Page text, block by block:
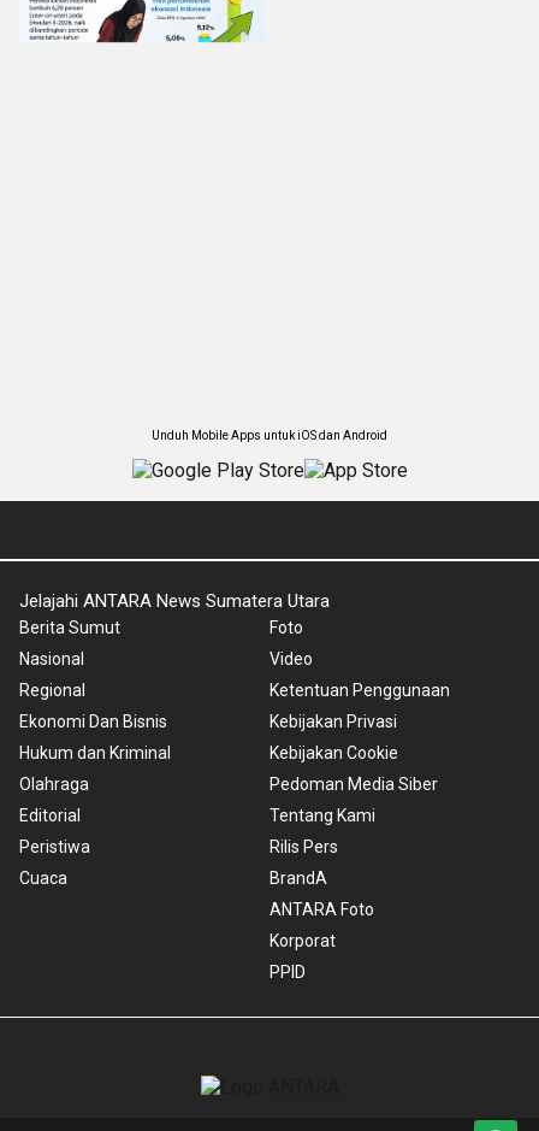
Unduh Mobile Apps untuk iOS dan Android
Jelajahi ANTARA News Sumatera Utara
Berita Sumut
Nasional
Regional
Ekonomi Dan Bisnis
Hukum dan Kriminal
Olahraga
Editorial
Peristiwa
Cuaca
Foto
Video
Ketentuan Penggunaan
Kebijakan Privasi
Kebijakan Cookie
Pedoman Media Siber
Tentang Kami
Rilis Pers
BrandA
ANTARA Foto
Korporat
PPID